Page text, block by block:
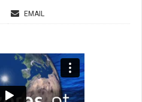
EMAIL